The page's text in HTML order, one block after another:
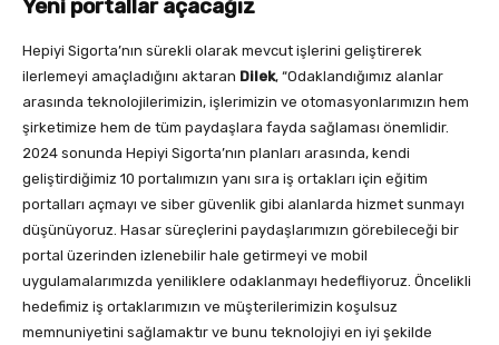
Yeni portallar açacağız
Hepiyi Sigorta’nın sürekli olarak mevcut işlerini geliştirerek
ilerlemeyi amaçladığını aktaran Dilek, “Odaklandığımız alanlar
arasında teknolojilerimizin, işlerimizin ve otomasyonlarımızın hem
şirketimize hem de tüm paydaşlara fayda sağlaması önemlidir.
2024 sonunda Hepiyi Sigorta’nın planları arasında, kendi
geliştirdiğimiz 10 portalımızın yanı sıra iş ortakları için eğitim
portalları açmayı ve siber güvenlik gibi alanlarda hizmet sunmayı
düşünüyoruz. Hasar süreçlerini paydaşlarımızın görebileceği bir
portal üzerinden izlenebilir hale getirmeyi ve mobil
uygulamalarımızda yeniliklere odaklanmayı hedefliyoruz. Öncelikli
hedefimiz iş ortaklarımızın ve müşterilerimizin koşulsuz
memnuniyetini sağlamaktır ve bunu teknolojiyi en iyi şekilde